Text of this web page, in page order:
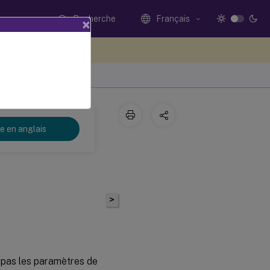
Recherche Français
en anglais
les paramètres de
>
×